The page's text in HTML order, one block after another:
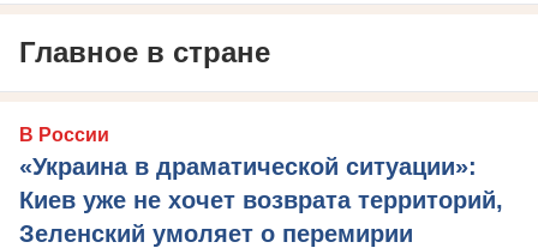
Главное в стране
В России
«Украина в драматической ситуации»:
Киев уже не хочет возврата территорий,
Зеленский умоляет о перемирии